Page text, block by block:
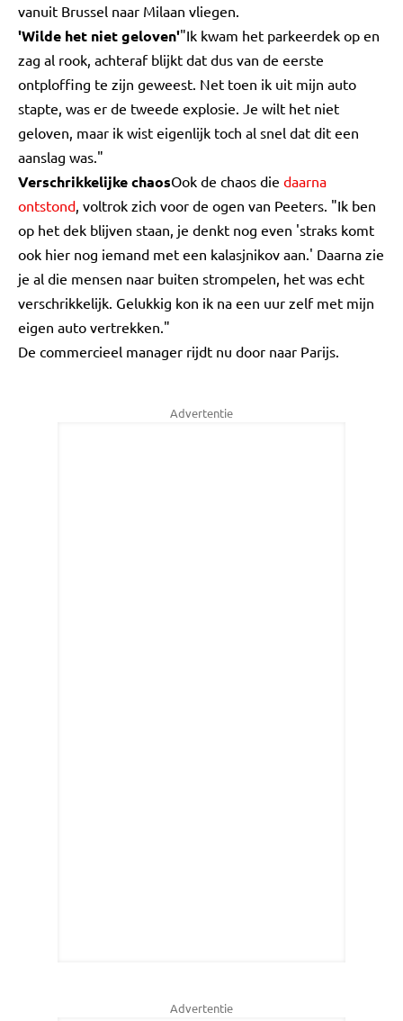
vanuit Brussel naar Milaan vliegen.
'Wilde het niet geloven'"Ik kwam het parkeerdek op en
zag al rook, achteraf blijkt dat dus van de eerste
ontploffing te zijn geweest. Net toen ik uit mijn auto
stapte, was er de tweede explosie. Je wilt het niet
geloven, maar ik wist eigenlijk toch al snel dat dit een
aanslag was."
Verschrikkelijke chaosOok de chaos die daarna
ontstond, voltrok zich voor de ogen van Peeters. "Ik ben
op het dek blijven staan, je denkt nog even 'straks komt
ook hier nog iemand met een kalasjnikov aan.' Daarna zie
je al die mensen naar buiten strompelen, het was echt
verschrikkelijk. Gelukkig kon ik na een uur zelf met mijn
eigen auto vertrekken."
De commercieel manager rijdt nu door naar Parijs.
Advertentie
Advertentie